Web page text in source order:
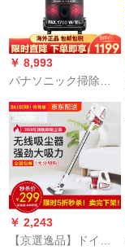
￥ 8,993
パナソニック掃除機
ィ掃除機マルチファ
ンMC-YL 631
￥ 2,243
【京選逸品】ドイツ